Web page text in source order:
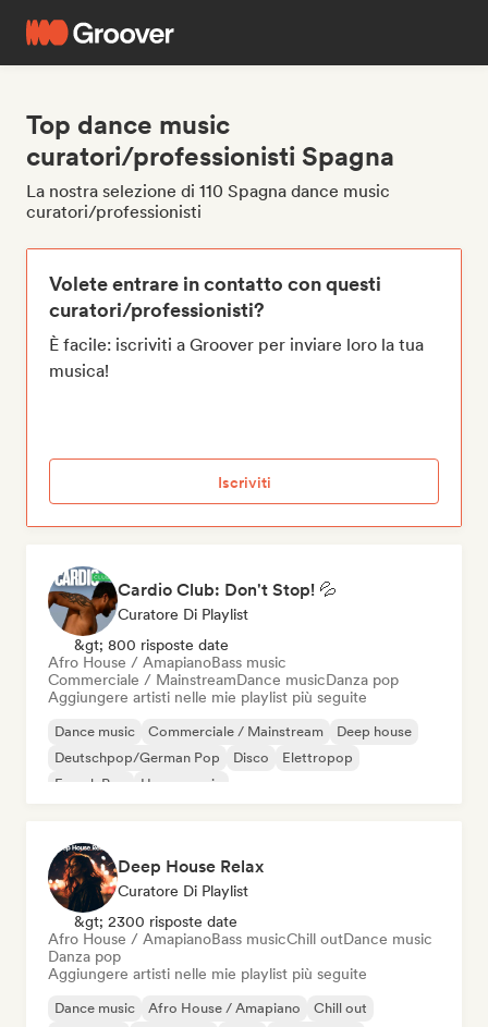
Top dance music
curatori/professionisti Spagna
La nostra selezione di 110 Spagna dance music
curatori/professionisti
Volete entrare in contatto con questi
curatori/professionisti?
È facile: iscriviti a Groover per inviare loro la tua
musica!
Iscriviti
Cardio Club: Don't Stop! 💦
Curatore Di Playlist
&gt; 800 risposte date
Afro House / AmapianoBass music
Commerciale / MainstreamDance musicDanza pop
Aggiungere artisti nelle mie playlist più seguite
Dance music Commerciale / Mainstream
Deep house
Deutschpop/German Pop
Disco
Elettropop
French Pop
House music
Deep House Relax
Curatore Di Playlist
&gt; 2300 risposte date
Afro House / AmapianoBass musicChill outDance music
Danza pop
Aggiungere artisti nelle mie playlist più seguite
Dance music Afro House / Amapiano
Chill out